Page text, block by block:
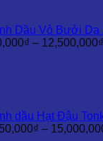
Dầu Vỏ Bưởi Da
₫ – 12,500,000₫
dầu Hạt Đậu
₫ –